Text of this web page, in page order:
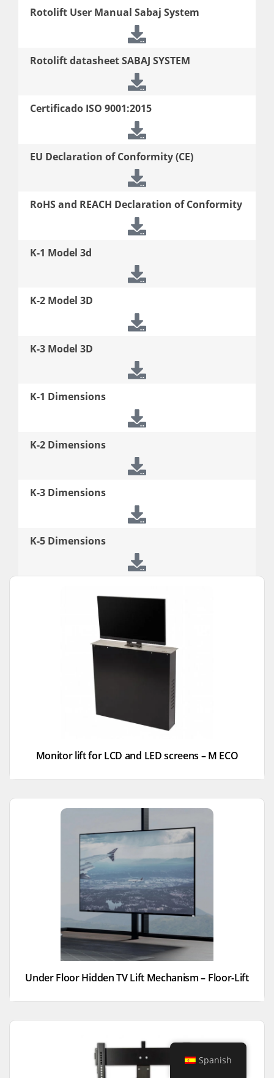
Rotolift User Manual Sabaj System
Rotolift datasheet SABAJ SYSTEM
Certificado ISO 9001:2015
EU Declaration of Conformity (CE)
RoHS and REACH Declaration of Conformity
K-1 Model 3d
K-2 Model 3D
K-3 Model 3D
K-1 Dimensions
K-2 Dimensions
K-3 Dimensions
K-5 Dimensions
Monitor lift for LCD and LED screens – M ECO
Under Floor Hidden TV Lift Mechanism – Floor-Lift
Spanish